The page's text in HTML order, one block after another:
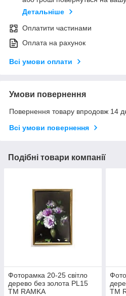
Детальніше
Оплатити частинами
Оплата на рахунок
Всі умови оплати
Умови повернення
Повернення товару впродовж 14
Всі умови повернення
Подібні товари компанії
Фоторамка 20-25 світло
дерево без золота PL15
ТМ RAMKA
ТМ